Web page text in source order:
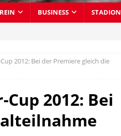
BUSINESS STADION
2012: Bei der Premiere gleich die
2012: Bei